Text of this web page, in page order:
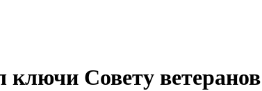
Совету ветеранов